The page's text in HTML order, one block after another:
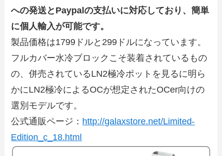
への発送とPaypalの支払いに対応しており、簡単
に個人輸入が可能です。
製品価格は1799ドルと299ドルになっています。
フルカバー水冷ブロックこそ装着されているもの
の、併売されているLN2極冷ポットを見るに明ら
かにLN2極冷によるOCが想定されたOCer向けの
選別モデルです。
公式通販ページ： http://galaxstore.net/Limited-
Edition_c_18.html